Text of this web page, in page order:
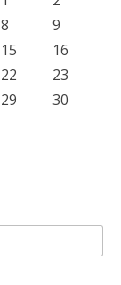
8
9
15
16
22
23
29
30